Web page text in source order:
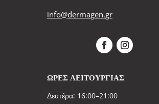
info@dermagen.gr
ΩΡΕΣ ΛΕΙΤΟΥΡΓΙΑΣ
Δευτέρα: 16:00–21:00